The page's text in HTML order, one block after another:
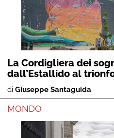
La Cordigliera dei
dall’Estallido al
di Giuseppe Santaguida
MONDO